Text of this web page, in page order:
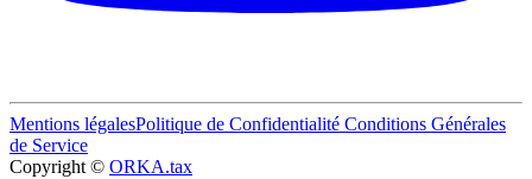
Mentions légalesPolitique de Confidentialité Conditions Générales
de Service
Copyright © ORKA.tax